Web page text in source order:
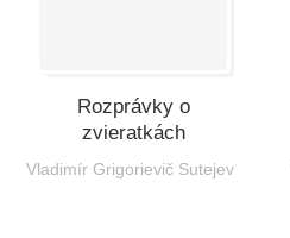
Rozprávky o
zvieratkách
Vladimír Grigorievič Sutejev